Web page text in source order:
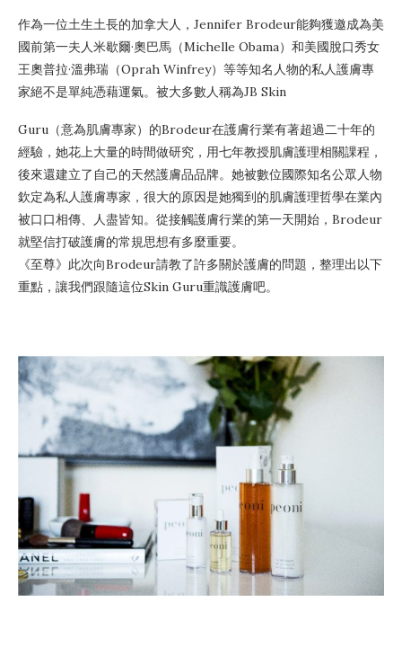
作為一位土生土長的加拿大人，Jennifer Brodeur能夠獲邀成為美
國前第一夫人米歇爾·奧巴馬（Michelle Obama）和美國脫口秀女
王奧普拉·溫弗瑞（Oprah Winfrey）等等知名人物的私人護膚專
家絕不是單純憑藉運氣。被大多數人稱為JB Skin
Guru（意為肌膚專家）的Brodeur在護膚行業有著超過二十年的
經驗，她花上大量的時間做研究，用七年教授肌膚護理相關課程，
後來還建立了自己的天然護膚品品牌。她被數位國際知名公眾人物
欽定為私人護膚專家，很大的原因是她獨到的肌膚護理哲學在業內
被口口相傳、人盡皆知。從接觸護膚行業的第一天開始，Brodeur
就堅信打破護膚的常規思想有多麼重要。
《至尊》此次向Brodeur請教了許多關於護膚的問題，整理出以下
重點，讓我們跟隨這位Skin Guru重識護膚吧。